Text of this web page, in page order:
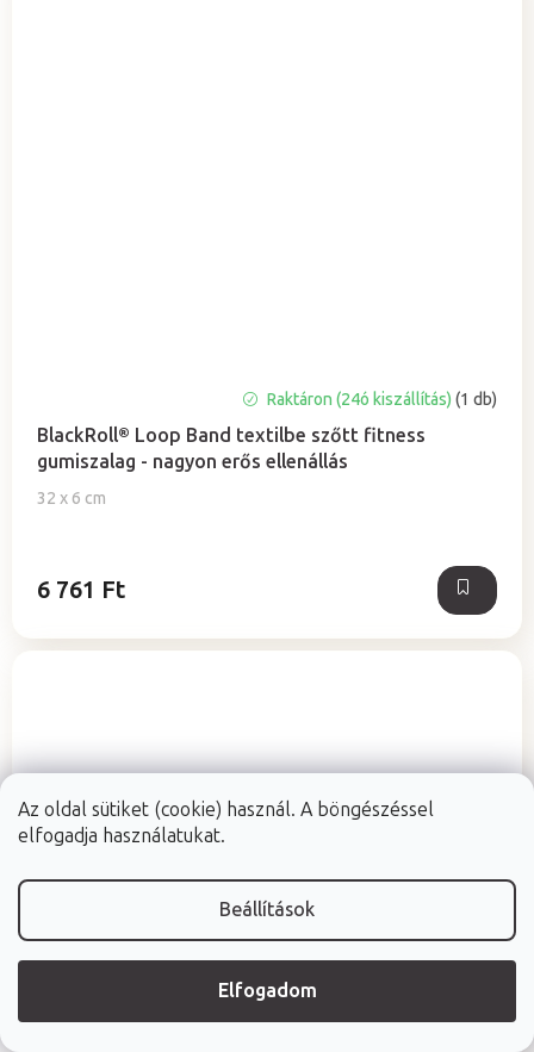
Az oldal sütiket (cookie) használ. A böngészéssel
elfogadja használatukat.
Beállítások
Elfogadom
BlackRoll® Loop Band textilbe szőtt fitness
gumiszalag - nagyon erős ellenállás
32 x 6 cm
Raktáron (24ó kiszállítás) (1 db)
6 761 Ft